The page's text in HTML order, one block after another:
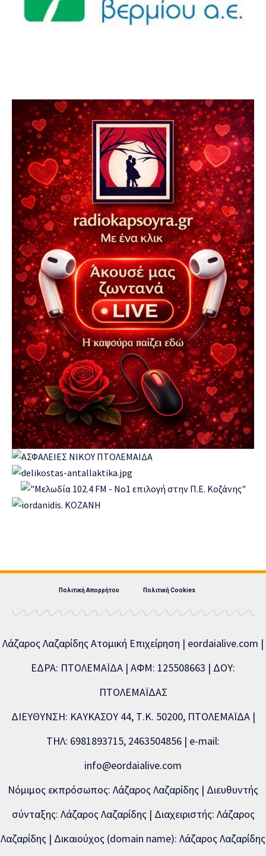
Πολιτική Απορρήτου Πολιτική Cookies
Λάζαρος Λαζαρίδης Ατομική Επιχείρηση | eordaialive.com |
ΕΔΡΑ: ΠΤΟΛΕΜΑΪΔΑ | ΑΦΜ: 125508663 | ΔΟΥ:
ΠΤΟΛΕΜΑΪΔΑΣ
ΔΙΕΥΘΥΝΣΗ: ΚΑΥΚΑΣΟΥ 44, Τ.Κ. 50200, ΠΤΟΛΕΜΑΪΔΑ |
ΤΗΛ: 6981893715, 2463504856 | e-mail:
info@eordaialive.com
Νόμιμος εκπρόσωπος: Λάζαρος Λαζαρίδης | Διευθυντής
σύνταξης: Λάζαρος Λαζαρίδης | Διαχειριστής: Λάζαρος
Λαζαρίδης | Δικαιούχος (domain name): Λάζαρος Λαζαρίδης